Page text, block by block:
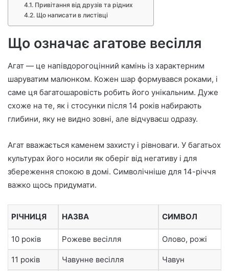
Привітання від друзів та рідних
Що написати в листівці
Що означає агатове весілля
Агат — це напівдорогоцінний камінь із характерним
шаруватим малюнком. Кожен шар формувався роками, і
саме ця багатошаровість робить його унікальним. Дуже
схоже на те, як і стосунки після 14 років набирають
глибини, яку не видно зовні, але відчуваєш одразу.
Агат вважається каменем захисту і рівноваги. У багатьох
культурах його носили як оберіг від негативу і для
збереження спокою в домі. Символічніше для 14-річчя
важко щось придумати.
РІЧНИЦЯ НАЗВА СИМВОЛ
10 років Рожеве весілля Олово, рожі
11 років Чавунне весілля Чавун